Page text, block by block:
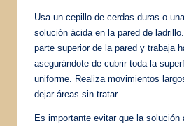
Usa un cepillo de cerdas duras o
solución ácida en la pared de
parte superior de la pared y trabaja
asegurándote de cubrir toda la
uniforme. Realiza movimientos
dejar áreas sin tratar.
Es importante evitar que la solución